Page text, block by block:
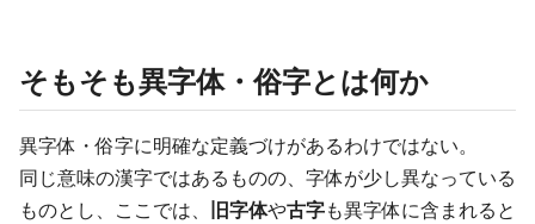
そもそも異字体・俗字とは何か
異字体・俗字に明確な定義づけがあるわけではない。
同じ意味の漢字ではあるものの、字体が少し異なっている
ものとし、ここでは、 旧字体や古字も異字体に含まれると